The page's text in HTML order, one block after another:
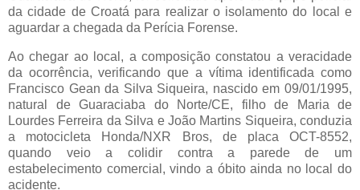
da cidade de Croatá para realizar o isolamento do local e
aguardar a chegada da Perícia Forense.
Ao chegar ao local, a composição constatou a veracidade
da ocorrência, verificando que a vítima identificada como
Francisco Gean da Silva Siqueira, nascido em 09/01/1995,
natural de Guaraciaba do Norte/CE, filho de Maria de
Lourdes Ferreira da Silva e João Martins Siqueira, conduzia
a motocicleta Honda/NXR Bros, de placa OCT-8552,
quando veio a colidir contra a parede de um
estabelecimento comercial, vindo a óbito ainda no local do
acidente.